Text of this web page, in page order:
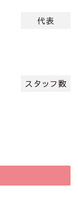
代表
スタッフ数